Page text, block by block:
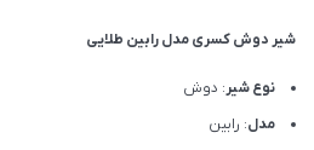
شیر دوش کسری مدل رابین طلایی
نوع شیر: دوش
مدل: رابین